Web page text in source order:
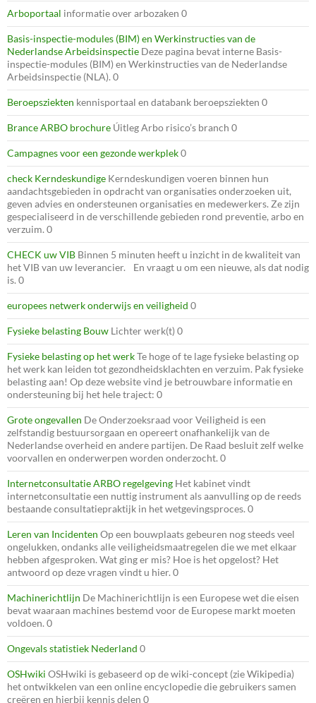
Arboportaal informatie over arbozaken 0
Basis-inspectie-modules (BIM) en Werkinstructies van de
Nederlandse Arbeidsinspectie Deze pagina bevat interne Basis-
inspectie-modules (BIM) en Werkinstructies van de Nederlandse
Arbeidsinspectie (NLA). 0
Beroepsziekten kennisportaal en databank beroepsziekten 0
Brance ARBO brochure Úitleg Arbo risico’s branch 0
Campagnes voor een gezonde werkplek0
check Kerndeskundige Kerndeskundigen voeren binnen hun
aandachtsgebieden in opdracht van organisaties onderzoeken uit,
geven advies en ondersteunen organisaties en medewerkers. Ze zijn
gespecialiseerd in de verschillende gebieden rond preventie, arbo en
verzuim. 0
CHECK uw VIB Binnen 5 minuten heeft u inzicht in de kwaliteit van
het VIB van uw leverancier. En vraagt u om een nieuwe, als dat nodig
is. 0
europees netwerk onderwijs en veiligheid 0
Fysieke belasting Bouw Lichter werk(t) 0
Fysieke belasting op het werkTe hoge of te lage fysieke belasting op
het werk kan leiden tot gezondheidsklachten en verzuim. Pak fysieke
belasting aan! Op deze website vind je betrouwbare informatie en
ondersteuning bij het hele traject: 0
Grote ongevallen De Onderzoeksraad voor Veiligheid is een
zelfstandig bestuursorgaan en opereert onafhankelijk van de
Nederlandse overheid en andere partijen. De Raad besluit zelf welke
voorvallen en onderwerpen worden onderzocht. 0
Internetconsultatie ARBO regelgeving Het kabinet vindt
internetconsultatie een nuttig instrument als aanvulling op de reeds
bestaande consultatiepraktijk in het wetgevingsproces. 0
Leren van Incidenten Op een bouwplaats gebeuren nog steeds veel
ongelukken, ondanks alle veiligheidsmaatregelen die we met elkaar
hebben afgesproken. Wat ging er mis? Hoe is het opgelost? Het
antwoord op deze vragen vindt u hier. 0
Machinerichtlijn De Machinerichtlijn is een Europese wet die eisen
bevat waaraan machines bestemd voor de Europese markt moeten
voldoen. 0
Ongevals statistiek Nederland 0
OSHwiki OSHwiki is gebaseerd op de wiki-concept (zie Wikipedia)
het ontwikkelen van een online encyclopedie die gebruikers samen
creëren en hierbij kennis delen 0